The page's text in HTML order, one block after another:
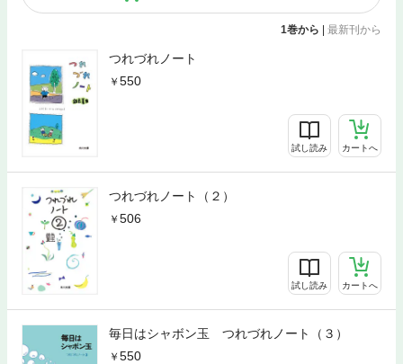
1巻から | 最新刊から
つれづれノート
550
試し読み カートへ
つれづれノート（２）
506
試し読み カートへ
毎日はシャボン玉 つれづれノート（３）
550